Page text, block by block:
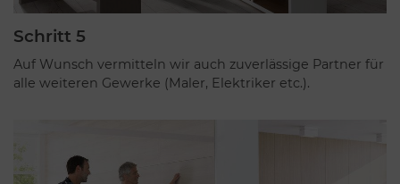
Schritt 5
Auf Wunsch vermitteln wir auch zuverlässige Partner für
alle weiteren Gewerke (Maler, Elektriker etc.).